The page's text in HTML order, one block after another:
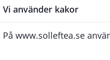
Vi använder kakor
På www.solleftea.se
du ska få hjälp och svar
oss med din fråga så
din fråga dygnt runt och